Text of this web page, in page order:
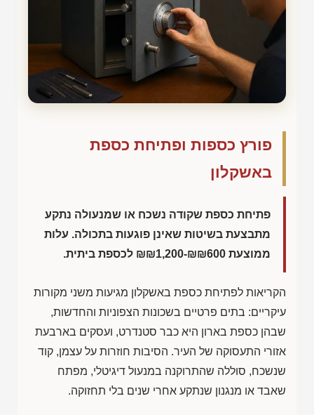
פורץ כספות ופתיחת כספת
באשקלון
פתיחת כספת שקודה נשכח או שמנעולה נתקע
מתבצעת בשיטות שאינן פוגעות בתכולה. עלות
ממוצעת ₪₪1,200-₪₪600 לכספת ביתית.
הקריאות לפתיחת כספת באשקלון מגיעות משני מקורות
עיקריים: בתים פרטיים בשכונות הצפוניות והחדשות,
שבהן כספת בארון היא כבר סטנדרט, ועסקים בארבעת
אזורי התעסוקה של העיר. הסיבות חוזרות על עצמן, קוד
שנשכח, סוללה שהתרוקנה במנעול דיגיטלי, מפתח
שאבד או מנגנון שנתקע אחרי שנים בלי תחזוקה.